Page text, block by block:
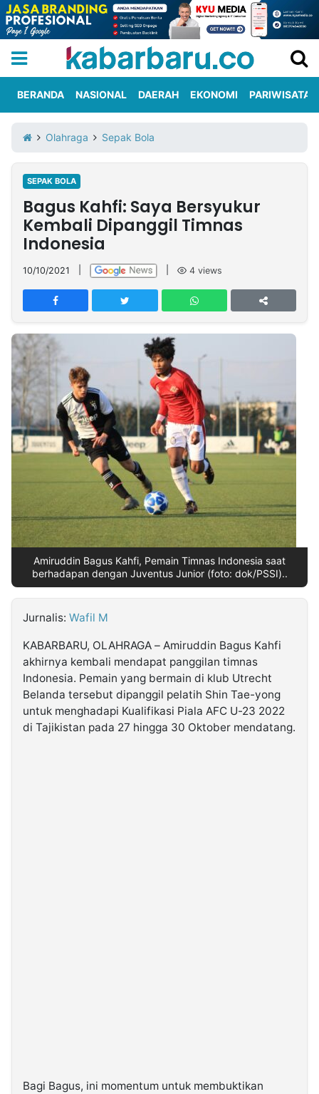
Iklan
Berita
Kami
Nasional
International
Olahraga
Entertainment
Daerah
Pariwisata
Kuliner
Kolom
Network
PT
TREETAN
INDONESIA
Partner
Insight
NTB
Suara
Time
Lens
IDN
Daily
Jogja
Jalan
Rakyat
Idealita
News
Kita
Notice
Dinamikapost.com
Radar
Baru
Seedbacklink
Kabarbaru
Kabarbaru.co
2026
BERANDA NASIONAL DAERAH EKONOMI PARIWISATA
Olahraga Sepak Bola
SEPAK BOLA
Bagus Kahfi: Saya Bersyukur
Kembali Dipanggil Timnas
Indonesia
10/10/2021 4 views
Amiruddin Bagus Kahfi, Pemain Timnas Indonesia saat
berhadapan dengan Juventus Junior (foto: dok/PSSI)..
Jurnalis: Wafil M
KABARBARU, OLAHRAGA – Amiruddin Bagus Kahfi
akhirnya kembali mendapat panggilan timnas
Indonesia. Pemain yang bermain di klub Utrecht
Belanda tersebut dipanggil pelatih Shin Tae-yong
untuk menghadapi Kualifikasi Piala AFC U-23 2022
di Tajikistan pada 27 hingga 30 Oktober mendatang.
Bagi Bagus, ini momentum untuk membuktikan